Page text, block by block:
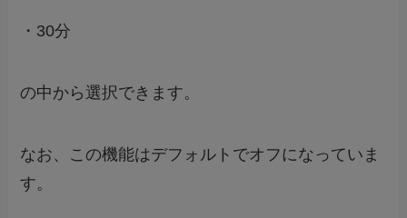
・30分
の中から選択できます。
なお、この機能はデフォルトでオフになっていま
す。